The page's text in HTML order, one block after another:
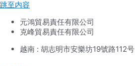
跳至内容
元鴻貿易責任有限公司
克峰貿易責任有限公司
越南 : 胡志明市安樂坊19號路112号